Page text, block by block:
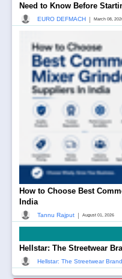
Need to Know Before
EURO DEFMACH | March 08,
How to Choose Best
India
Tannu Rajput | August 01, 2026
Hellstar: The Streetwear
Hellstar: The Streetwear